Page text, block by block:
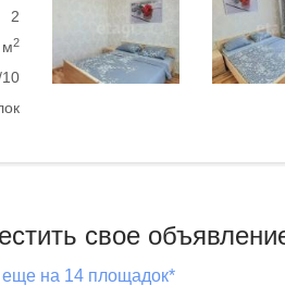
2
м2
свое
на 14 площадок*